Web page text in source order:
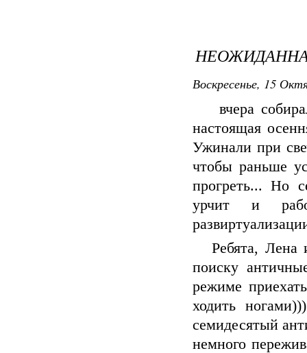
Воскресенье, 15
вчера
настоящая
Ужинали при
чтобы раньше
прогреть... Но
урчит и
Ребята, Лена
поиску
режиме
ходить
семидесятый
немного